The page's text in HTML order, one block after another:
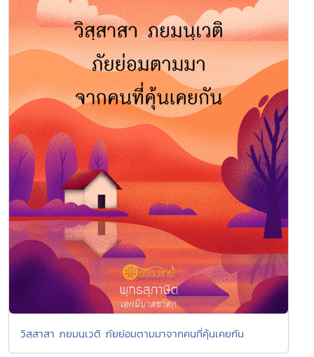
วิสฺสาสา ภยมนฺเวติ ภัยย่อมตามมาจากคนที่คุ้นเคยกัน